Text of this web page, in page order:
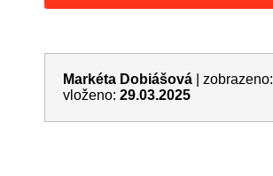
Markéta Dobiášová zobrazeno:
vloženo: 29.03.2025